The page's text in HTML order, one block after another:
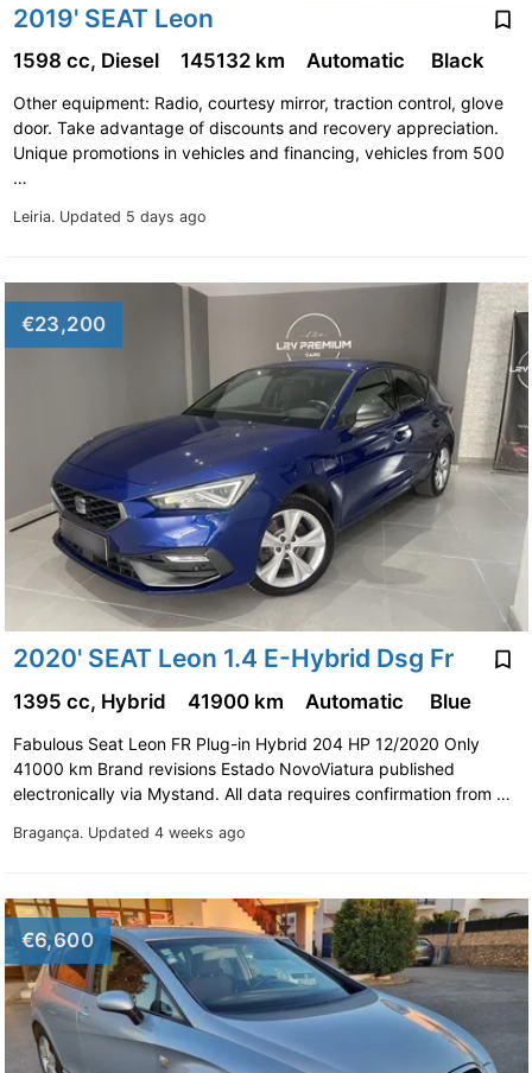
2019' SEAT Leon
Leiria. Updated 5 days ago
1598 cc, Diesel 145132 km Automatic Black
Other equipment: Radio, courtesy mirror, traction control, glove
door. Take advantage of discounts and recovery appreciation.
Unique promotions in vehicles and financing, vehicles from 500
…
€23,200
2020' SEAT Leon 1.4 E-Hybrid Dsg Fr
Bragança. Updated 4 weeks ago
1395 cc, Hybrid 41900 km Automatic Blue
Fabulous Seat Leon FR Plug-in Hybrid 204 HP 12/2020 Only
41000 km Brand revisions Estado NovoViatura published
electronically via Mystand. All data requires confirmation from …
€6,600